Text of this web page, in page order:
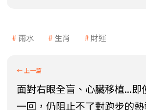
雨水 生肖 財運
面對右眼全盲、心臟移植...即
一回，仍阻止不了對跑步的熱